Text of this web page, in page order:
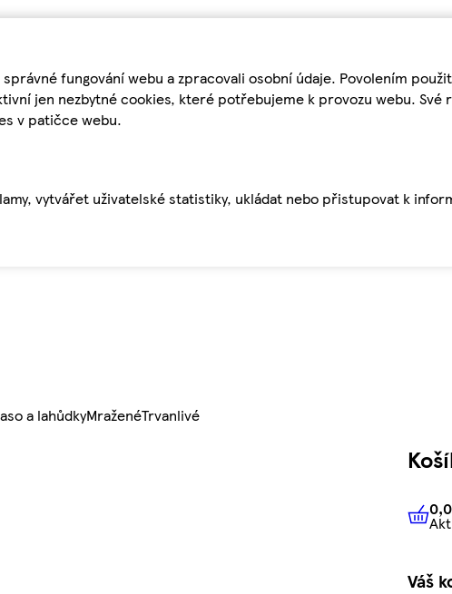
fungování webu a zpracovali osobní údaje. Povolením
jen nezbytné cookies, které potřebujeme k provozu webu. Své
v patičce webu.
vytvářet uživatelské statistiky, ukládat nebo přistupovat k
a lahůdkyMraženéTrvanlivé
Váš